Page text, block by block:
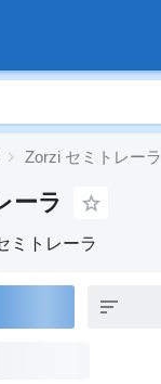
Zorzi セミトレーラ
ーラ
ミトレーラ